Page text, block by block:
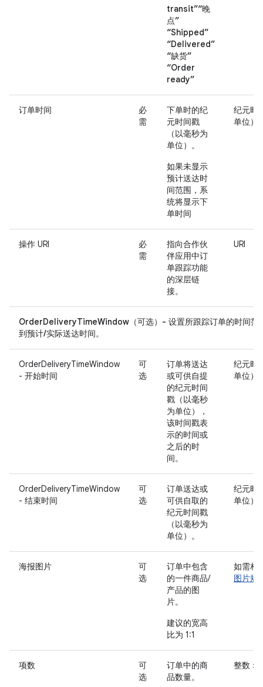
transit”“晚
点”
“Shipped”
“Delivered”
“缺货”
“Order
ready”
订单时间
必
需
下单时的纪
元时间戳
（以毫秒为
单位）。
如果未显示
预计送达时
间范围，系
统将显示下
单时间
纪元时
单位）
操作 URI
必
需
指向合作伙
伴应用中订
单跟踪功能
的深层链
接。
URI
OrderDeliveryTimeWindow（可选）- 设置所跟踪订单的时间范
到预计/实际送达时间。
OrderDeliveryTimeWindow
- 开始时间
可
选
订单将送达
或可供自提
的纪元时间
戳（以毫秒
为单位），
该时间戳表
示的时间或
之后的时
间。
纪元时
单位）
OrderDeliveryTimeWindow
- 结束时间
可
选
订单送达或
可供自取的
纪元时间戳
（以毫秒为
单位）。
纪元时
单位）
海报图片
可
选
订单中包含
的一件商品/
产品的图
片。
建议的宽高
比为 1:1
如需相
图片规
项数
可
选
订单中的商
品数量。
整数 >=